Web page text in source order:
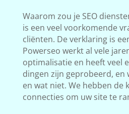
Waarom zou je SEO
is een veel voorkomende
cliënten. De verklaring is
Powerseo werkt al vele
optimalisatie en heeft veel
dingen zijn geprobeerd, en
en wat niet. We hebben de
connecties om uw site te